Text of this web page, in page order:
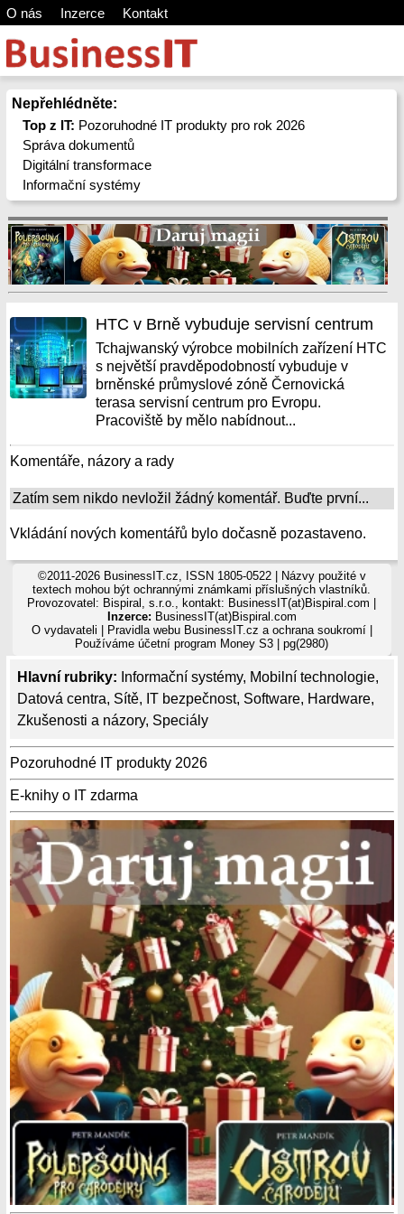
O nás Inzerce Kontakt
Nepřehlédněte:
Top z IT: Pozoruhodné IT produkty pro rok 2026
Správa dokumentů
Digitální transformace
Informační systémy
Hlavní rubriky: Informační systémy, Mobilní technologie,
Datová centra, Sítě, IT bezpečnost, Software, Hardware,
Zkušenosti a názory, Speciály
Pozoruhodné IT produkty 2026
E-knihy o IT zdarma
HTC v Brně vybuduje servisní centrum
Tchajwanský výrobce mobilních zařízení HTC
s největší pravděpodobností vybuduje v
brněnské průmyslové zóně Černovická
terasa servisní centrum pro Evropu.
Pracoviště by mělo nabídnout...
Komentáře, názory a rady
Zatím sem nikdo nevložil žádný komentář. Buďte první...
Vkládání nových komentářů bylo dočasně pozastaveno.
©2011-2026 BusinessIT.cz, ISSN 1805-0522 | Názvy použité v
textech mohou být ochrannými známkami příslušných vlastníků.
Provozovatel: Bispiral, s.r.o., kontakt: BusinessIT(at)Bispiral.com |
Inzerce: BusinessIT(at)Bispiral.com
O vydavateli
Pravidla webu BusinessIT.cz a ochrana soukromí|
Používámeúčetní program Money S3 | pg(2980)